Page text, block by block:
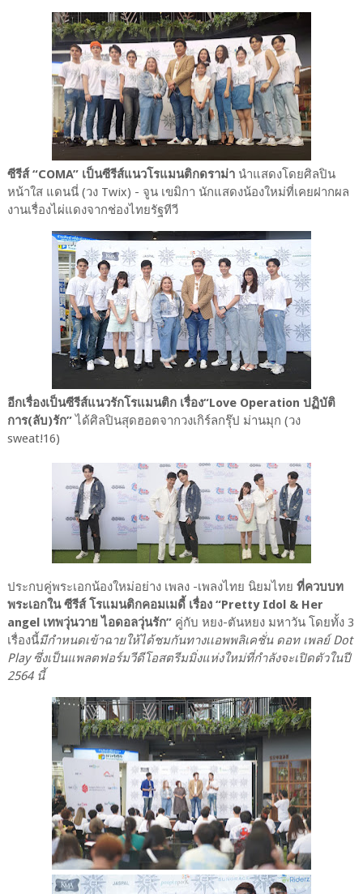
ซีรีส์ “COMA” เป็นซีรีส์แนวโรแมนติกดราม่านำแสดงโดยศิลปิน
หน้าใส แดนนี่ (วง Twix) - จูน เขมิกา นักแสดงน้องใหม่ที่เคยฝากผล
งานเรื่องไผ่แดงจากช่องไทยรัฐทีวี
อีกเรื่องเป็นซีรีส์แนวรักโรแมนติก เรื่อง“Love Operation ปฏิบัติ
การ(ลับ)รัก”ได้ศิลปินสุดฮอตจากวงเกิร์ลกรุ๊ป ม่านมุก (วง
sweat!16)
ประกบคู่พระเอกน้องใหม่อย่าง เพลง -เพลงไทย นิยมไทย ที่ควบบท
พระเอกใน ซีรีส์ โรแมนติกคอมเมดี้ เรื่อง “Pretty Idol & Her
angel เทพวุ่นวาย ไอดอลวุ่นรัก”คู่กับ หยง-ตันหยง มหาวัน โดยทั้ง 3
เรื่องนี้มีกำหนดเข้าฉายให้ได้ชมกันทางเเอพพลิเคชั่น ดอท เพลย์ Dot
Play ซึ่งเป็นแพลตฟอร์มวีดีโอสตรีมมิ่งแห่งใหม่ที่กำลังจะเปิดตัวในปี
2564 นี้